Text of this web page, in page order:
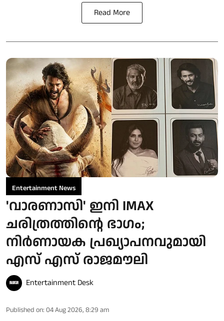
Read More
Entertainment News
'വാരണാസി' ഇനി IMAX
ചരിത്രത്തിന്റെ ഭാഗം;
നിർണായക പ്രഖ്യാപനവുമായി
എസ് എസ് രാജമൗലി
Entertainment Desk
Published on: 04 Aug 2026, 8:29 am